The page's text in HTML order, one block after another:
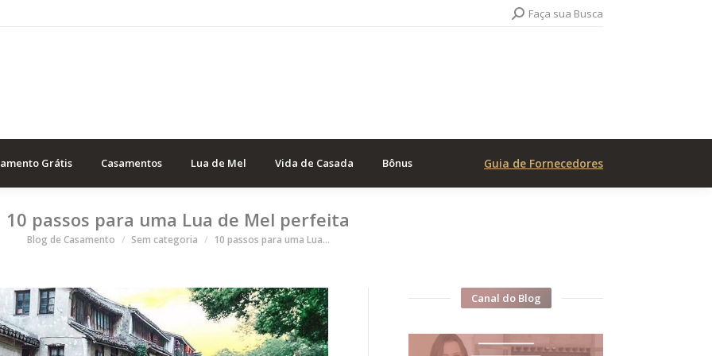
Search:Faça sua Busca
Grátis Casamentos Lua de Mel Vida de Casada Bônus Guia de Fornecedores
10 passos para uma Lua de Mel perfeita
Você está aqui
Blog de Casamento Sem categoria 10 passos para uma Lua…
Canal do Blog